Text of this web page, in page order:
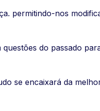
permitindo-nos
do passado
se encaixará da